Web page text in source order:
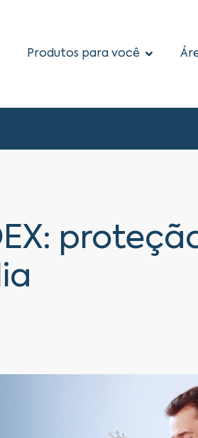
Produtos para você